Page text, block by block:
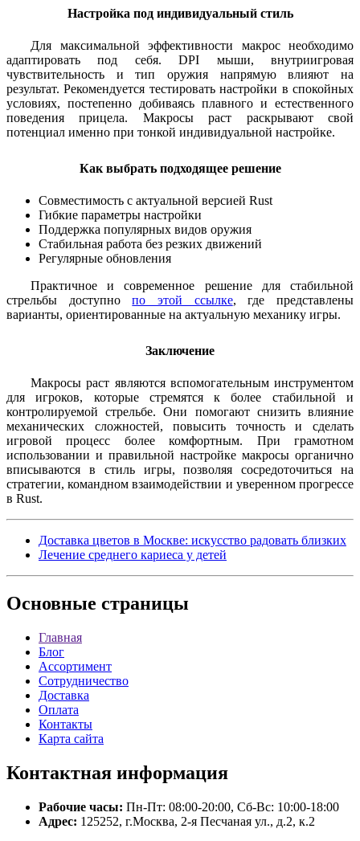
Настройка под индивидуальный стиль
Для максимальной эффективности макрос необходимо
адаптировать под себя. DPI мыши, внутриигровая
чувствительность и тип оружия напрямую влияют на
результат. Рекомендуется тестировать настройки в спокойных
условиях, постепенно добиваясь плавного и естественного
поведения прицела. Макросы раст раскрывают свой
потенциал именно при тонкой индивидуальной настройке.
Как выбрать подходящее решение
Совместимость с актуальной версией Rust
Гибкие параметры настройки
Поддержка популярных видов оружия
Стабильная работа без резких движений
Регулярные обновления
Практичное и современное решение для стабильной
стрельбы доступнопо этой ссылке, где представлены
варианты, ориентированные на актуальную механику игры.
Заключение
Макросы раст являются вспомогательным инструментом
для игроков, которые стремятся к более стабильной и
контролируемой стрельбе. Они помогают снизить влияние
механических сложностей, повысить точность и сделать
игровой процесс более комфортным. При грамотном
использовании и правильной настройке макросы органично
вписываются в стиль игры, позволяя сосредоточиться на
стратегии, командном взаимодействии и уверенном прогрессе
в Rust.
Доставка цветов в Москве: искусство радовать близких
Лечение среднего кариеса у детей
Основные страницы
Главная
Блог
Ассортимент
Сотрудничество
Доставка
Оплата
Контакты
Карта сайта
Контактная информация
Рабочие часы: Пн-Пт: 08:00-20:00, Сб-Вс: 10:00-18:00
Адрес: 125252, г.Москва, 2-я Песчаная ул., д.2, к.2